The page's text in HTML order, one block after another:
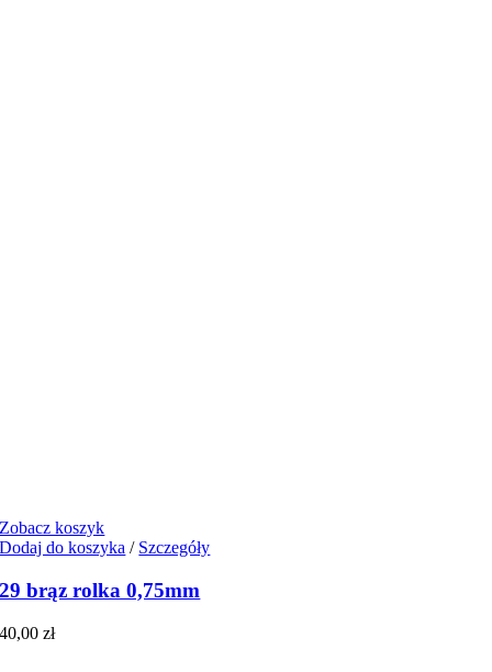
Zobacz koszyk
Dodaj do koszyka / Szczegóły
29 brąz rolka 0,75mm
40,00zł